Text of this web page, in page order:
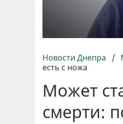
Новости Днепра /
есть с ножа
Может
смерти: